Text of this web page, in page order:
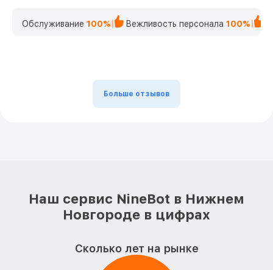
Обслуживание 100% Вежливость персонала 100%
Больше отзывов
Наш сервис NineBot в Нижнем
Новгороде в цифрах
Сколько лет на рынке